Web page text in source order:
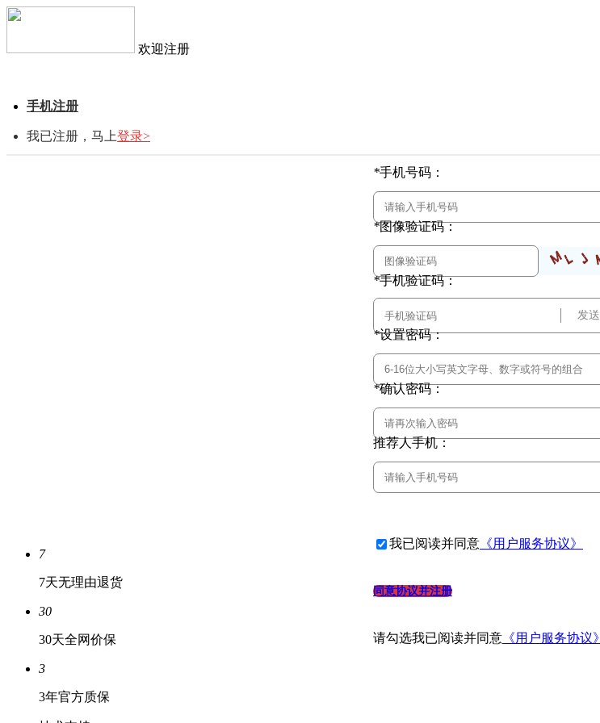
欢迎注册
手机注册
我已注册，马上登录>
*手机号码：
*图像验证码：
*手机验证码：
发送
*设置密码：
*确认密码：
推荐人手机：
我已阅读并同意 《用户服务协议》
同意协议并注册
请勾选我已阅读并同意 《用户服务协议》
7
7天无理由退货
30
30天全网价保
3
3年官方质保